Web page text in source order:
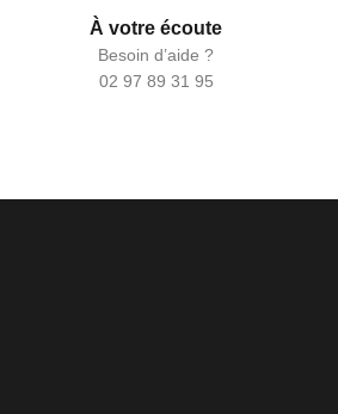
À votre écoute
Besoin d’aide ?
02 97 89 31 95